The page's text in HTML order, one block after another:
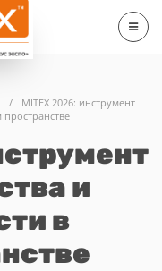
/
MITEX 2026: инструмент
и
в